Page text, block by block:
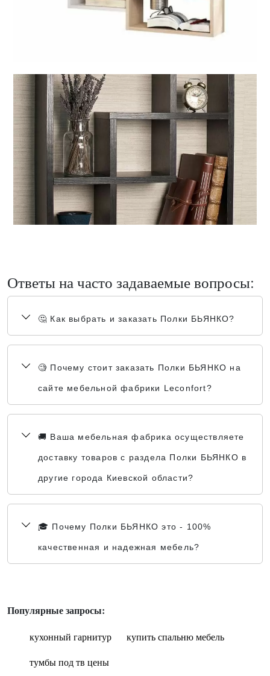
Ответы на часто задаваемые вопросы:
🤔 Как выбрать и заказать Полки БЬЯНКО?
🧐 Почему стоит заказать Полки БЬЯНКО на
сайте мебельной фабрики Leconfort?
🚚 Ваша мебельная фабрика осуществляете
доставку товаров с раздела Полки БЬЯНКО в
другие города Киевской области?
🎓 Почему Полки БЬЯНКО это - 100%
качественная и надежная мебель?
Популярные запросы:
кухонный гарнитур
купить спальню мебель
тумбы под тв цены